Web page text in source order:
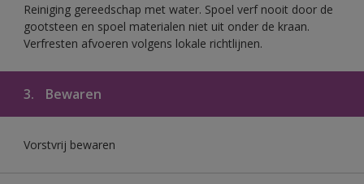
Reiniging gereedschap met water. Spoel verf nooit door de
gootsteen en spoel materialen niet uit onder de kraan.
Verfresten afvoeren volgens lokale richtlijnen.
3. Bewaren
Vorstvrij bewaren